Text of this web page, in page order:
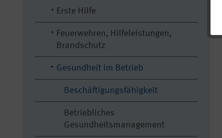
Erste Hilfe
Feuerwehren, Hilfeleistungen,
Brandschutz
Gesundheit im Betrieb
Beschäftigungsfähigkeit
Betriebliches
Gesundheitsmanagement